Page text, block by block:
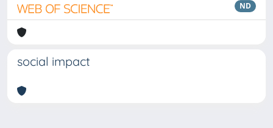
ND
social impact